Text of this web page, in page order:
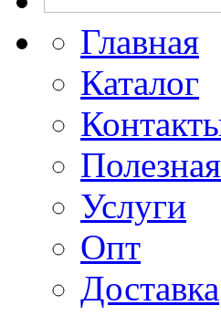
Главная
Каталог
Услуги
Опт
Доставка